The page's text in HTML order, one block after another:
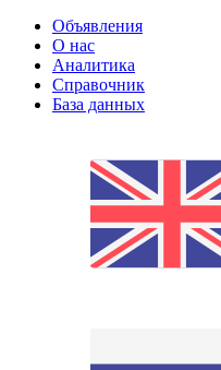
Объявления
О нас
Аналитика
Справочник
База данных